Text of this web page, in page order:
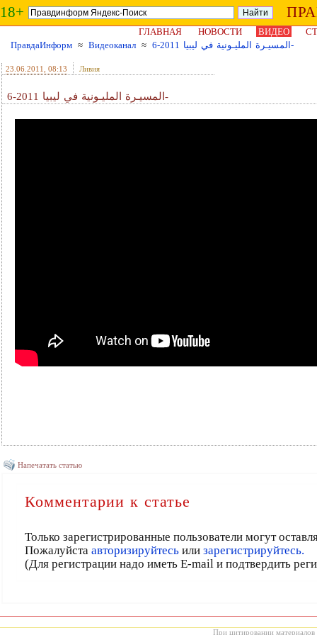
18+
ГЛАВНАЯ НОВОСТИ ВИДЕО
ПравдаИнформ ≈ Видеоканал ≈ المسيـرة المليـونية في ليبيا 2011-6-
23.06.2011 , 08:13 Ливия
المسيـرة المليـونية في ليبيا 2011-6-
Напечатать статью
Комментарии к статье
Только зарегистрированные пользователи могут
Пожалуйста авторизируйтесьили зарегистрируйтесь.
(Для регистрации надо иметь E-mail и подтвердить
При цитировании материалов